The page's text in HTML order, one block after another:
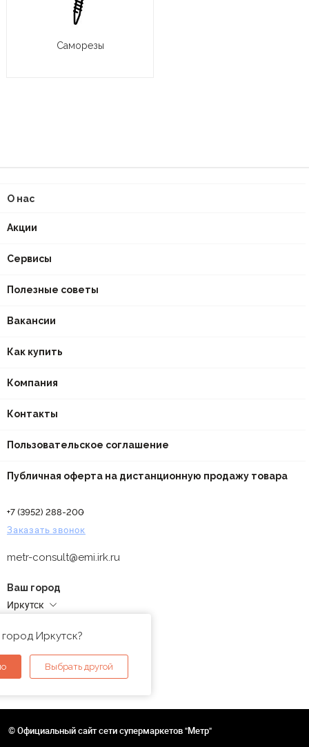
Саморезы
О нас
Акции
Сервисы
Полезные советы
Вакансии
Как купить
Компания
Контакты
Пользовательское соглашение
Публичная оферта на дистанционную продажу товара
+7 (3952) 288-200
Заказать звонок
metr-consult@emi.irk.ru
Ваш город
Иркутск
Иркутск?
Выбрать другой
© Официальный сайт сети супермаркетов "Метр"